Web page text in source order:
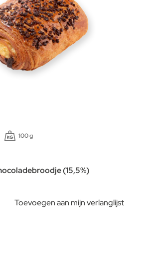
100 g
(15,5%)
Toevoegen aan mijn verlanglijst